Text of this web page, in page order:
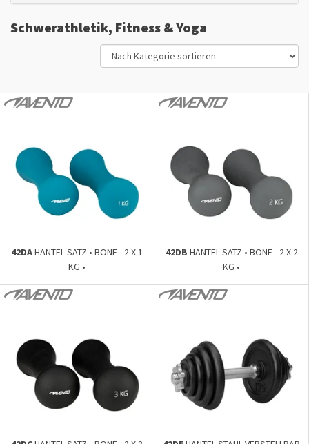
Schwerathletik, Fitness & Yoga
42DAHANTEL SATZ • BONE - 2 X 1
KG •
42DB HANTEL SATZ • BONE - 2 X 2
KG •